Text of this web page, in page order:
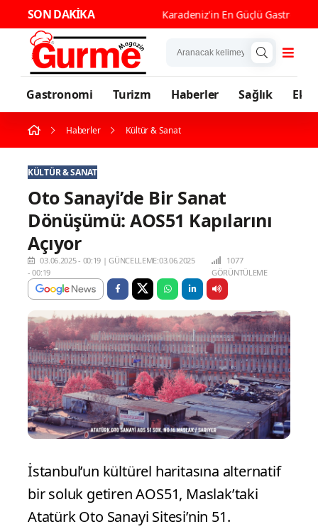
SON DAKİKA
Gastronomi Turizm Haberler Sağlık
Haberler Kültür & Sanat
KÜLTÜR & SANAT
Oto Sanayi’de Bir Sanat
Dönüşümü: AOS51 Kapılarını
Açıyor
03.06.2025 - 00:19 |GÜNCELLEME:03.06.2025
- 00:19
1077
GÖRÜNTÜLEME
İstanbul’un kültürel haritasına alternatif
bir soluk getiren AOS51, Maslak’taki
Atatürk Oto Sanayi Sitesi’nin 51.